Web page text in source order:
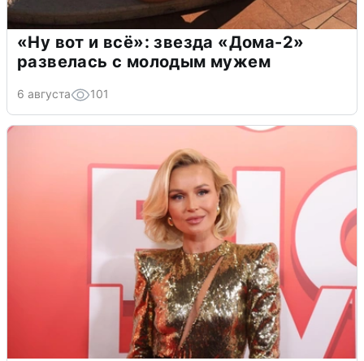
«Ну вот и всё»: звезда «Дома-2»
развелась с молодым мужем
6 августа 101